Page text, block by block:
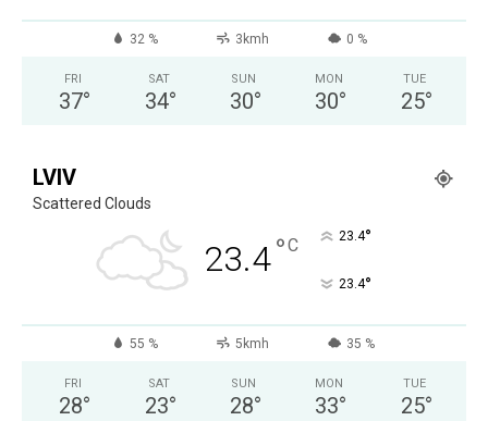
32 % 3kmh 0 %
FRI
37°
SAT
34°
SUN
30°
MON
30°
TUE
25°
LVIV
Scattered Clouds
23.4°C 23.4°
23.4°
55 % 5kmh 35 %
FRI
28°
SAT
23°
SUN
28°
MON
33°
TUE
25°